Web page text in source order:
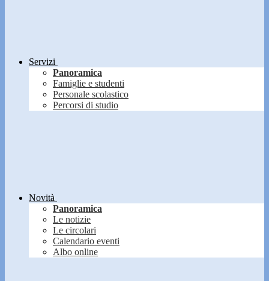
Servizi
Panoramica
Famiglie e studenti
Personale scolastico
Percorsi di studio
Novità
Panoramica
Le notizie
Le circolari
Calendario eventi
Albo online